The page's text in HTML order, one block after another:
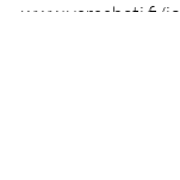
www.varaaheti.fi/